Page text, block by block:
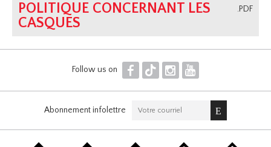
.PDF
POLITIQUE CONCERNANT LES
CASQUES
Follow us on F T I Y
Abonnement infolettre